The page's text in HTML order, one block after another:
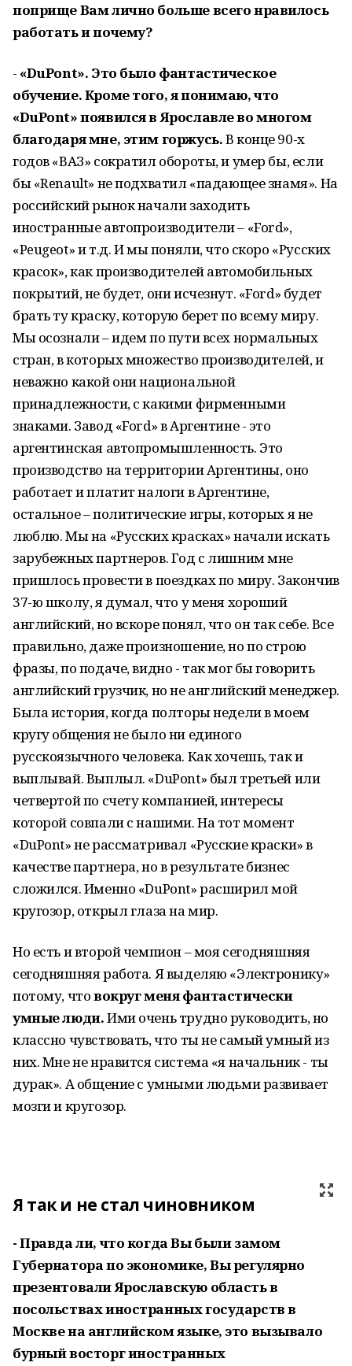
поприще Вам лично больше всего нравилось
работать и почему?
- «DuPont». Это было фантастическое
обучение. Кроме того, я понимаю, что
«DuPont» появился в Ярославле во многом
благодаря мне, этим горжусь.В конце 90-х
годов «ВАЗ» сократил обороты, и умер бы, если
бы «Renault» не подхватил «падающее знамя». На
российский рынок начали заходить
иностранные автопроизводители – «Ford»,
«Peugeot» и т.д. И мы поняли, что скоро «Русских
красок», как производителей автомобильных
покрытий, не будет, они исчезнут. «Ford» будет
брать ту краску, которую берет по всему миру.
Мы осознали – идем по пути всех нормальных
стран, в которых множество производителей, и
неважно какой они национальной
принадлежности, с какими фирменными
знаками. Завод «Ford» в Аргентине - это
аргентинская автопромышленность. Это
производство на территории Аргентины, оно
работает и платит налоги в Аргентине,
остальное – политические игры, которых я не
люблю. Мы на «Русских красках» начали искать
зарубежных партнеров. Год с лишним мне
пришлось провести в поездках по миру. Закончив
37-ю школу, я думал, что у меня хороший
английский, но вскоре понял, что он так себе. Все
правильно, даже произношение, но по строю
фразы, по подаче, видно - так мог бы говорить
английский грузчик, но не английский менеджер.
Была история, когда полторы недели в моем
кругу общения не было ни единого
русскоязычного человека. Как хочешь, так и
выплывай. Выплыл. «DuPont» был третьей или
четвертой по счету компанией, интересы
которой совпали с нашими. На тот момент
«DuPont» не рассматривал «Русские краски» в
качестве партнера, но в результате бизнес
сложился. Именно «DuPоnt» расширил мой
кругозор, открыл глаза на мир.
Но есть и второй чемпион – моя сегодняшняя
сегодняшняя работа. Я выделяю «Электронику»
потому, чтовокруг меня фантастически
умные люди.Ими очень трудно руководить, но
классно чувствовать, что ты не самый умный из
них. Мне не нравится система «я начальник - ты
дурак». А общение с умными людьми развивает
мозги и кругозор.
Я так и не стал чиновником
- Правда ли, что когда Вы были замом
Губернатора по экономике, Вы регулярно
презентовали Ярославскую область в
посольствах иностранных государств в
Москве на английском языке, это вызывало
бурный восторг иностранных